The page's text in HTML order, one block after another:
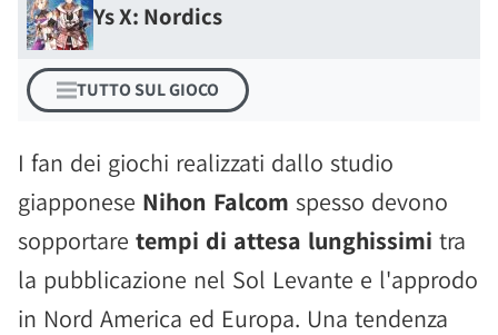
Ys X: Nordics
TUTTO SUL GIOCO
I fan dei giochi realizzati dallo studio
giapponese Nihon Falcom spesso devono
sopportare tempi di attesa lunghissimi tra
la pubblicazione nel Sol Levante e l'approdo
in Nord America ed Europa. Una tendenza